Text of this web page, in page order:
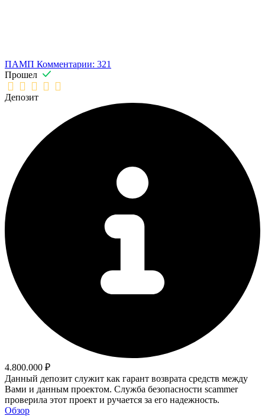
ПАМП Комментарии: 321
Прошел
Депозит
4.800.000 ₽
Данный депозит служит как гарант возврата средств между
Вами и данным проектом. Служба безопасности scammer
проверила этот проект и ручается за его надежность.
Обзор